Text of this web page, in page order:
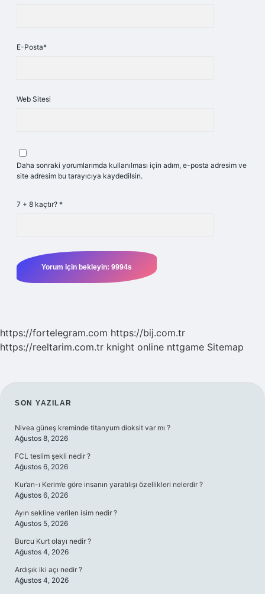
E-Posta*
Web Sitesi
Daha sonraki yorumlarımda kullanılması için adım, e-posta adresim ve
site adresim bu tarayıcıya kaydedilsin.
7 + 8 kaçtır? *
https://fortelegram.com https://bij.com.tr
https://reeltarim.com.tr knight online nttgame Sitemap
SIDEBAR
SON YAZILAR
Nivea güneş kreminde titanyum dioksit var mı ?
Ağustos 8, 2026
FCL teslim şekli nedir ?
Ağustos 6, 2026
Kur’an-ı Kerim’e göre insanın yaratılışı özellikleri nelerdir ?
Ağustos 6, 2026
Ayın sekline verilen isim nedir ?
Ağustos 5, 2026
Burcu Kurt olayı nedir ?
Ağustos 4, 2026
Ardışık iki açı nedir ?
Ağustos 4, 2026